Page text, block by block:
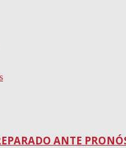
ANTE